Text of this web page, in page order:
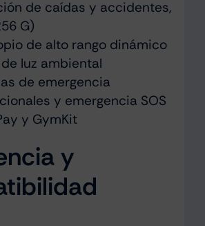
de caídas y accidentes,
G)
de alto rango dinámico
luz ambiental
de emergencia
y emergencia SOS
y GymKit
y